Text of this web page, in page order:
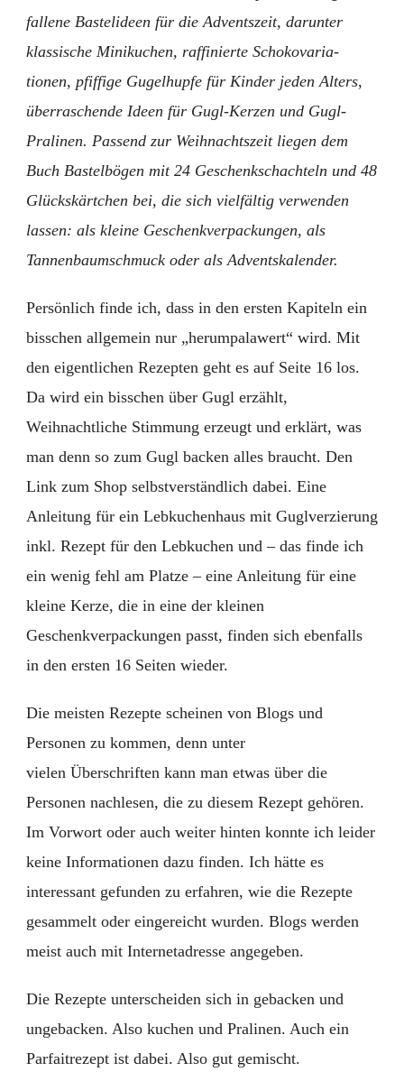
fallene Bastelideen für die Adventszeit, darunter
klassische Minikuchen, raffinierte Schoko­varia­
tionen, pfiffige Gugelhupfe für Kinder jeden Alters,
überraschende Ideen für Gugl-Kerzen und Gugl-
Pralinen. Passend zur Weihnachtszeit liegen dem
Buch Bastelbögen mit 24 Geschenkschachteln und 48
Glückskärtchen bei, die sich vielfältig verwen­den
lassen: als kleine Geschenk­verpackun­gen, als
Tannenbaumschmuck oder als Advents­kalender.
Persönlich finde ich, dass in den ersten Kapiteln ein
bisschen allgemein nur „herumpalawert“ wird. Mit
den eigentlichen Rezepten geht es auf Seite 16 los.
Da wird ein bisschen über Gugl erzählt,
Weihnachtliche Stimmung erzeugt und erklärt, was
man denn so zum Gugl backen alles braucht. Den
Link zum Shop selbstverständlich dabei. Eine
Anleitung für ein Lebkuchenhaus mit Guglverzierung
inkl. Rezept für den Lebkuchen und – das finde ich
ein wenig fehl am Platze – eine Anleitung für eine
kleine Kerze, die in eine der kleinen
Geschenkverpackungen passt, finden sich ebenfalls
in den ersten 16 Seiten wieder.
Die meisten Rezepte scheinen von Blogs und
Personen zu kommen, denn unter
vielen Überschriften kann man etwas über die
Personen nachlesen, die zu diesem Rezept gehören.
Im Vorwort oder auch weiter hinten konnte ich leider
keine Informationen dazu finden. Ich hätte es
interessant gefunden zu erfahren, wie die Rezepte
gesammelt oder eingereicht wurden. Blogs werden
meist auch mit Internetadresse angegeben.
Die Rezepte unterscheiden sich in gebacken und
ungebacken. Also kuchen und Pralinen. Auch ein
Parfaitrezept ist dabei. Also gut gemischt.